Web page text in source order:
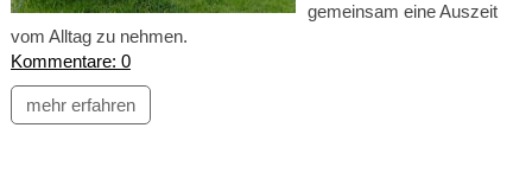
gemeinsam eine Auszeit
vom Alltag zu nehmen.
Kommentare: 0
mehr erfahren